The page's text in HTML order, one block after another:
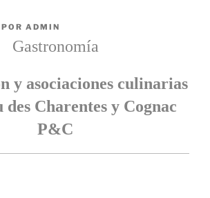
POR ADMIN
Gastronomía
y asociaciones culinarias
des Charentes y Cognac
P&C